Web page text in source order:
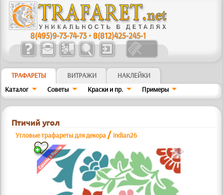
8(495)9-73-74-73 •8(812)425-245-1
ТРАФАРЕТЫ ВИТРАЖИ
НАКЛЕЙКИ
Каталог
Советы Краски и пр. Примеры
Птичий угол
Угловые трафареты для декора / indian26
a